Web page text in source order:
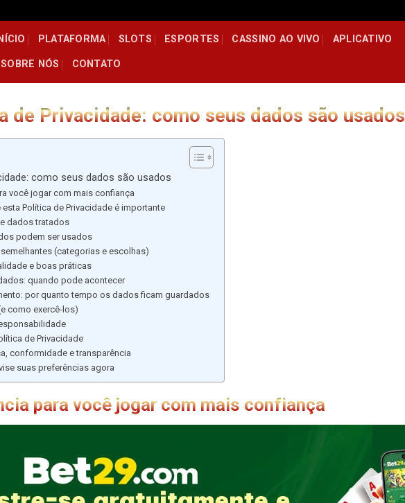
INÍCIO PLATAFORMA SLOTS ESPORTES CASSINO AO VIVO APLICATIVO
SOBRE NÓS CONTATO
de Privacidade: como seus dados são usados
como seus dados são usados
você jogar com mais confiança
Política de Privacidade é importante
dados tratados
podem ser usados
(categorias e escolhas)
e boas práticas
quando pode acontecer
por quanto tempo os dados ficam guardados
como exercê-los)
de Privacidade
conformidade e transparência
suas preferências agora
para você jogar com mais confiança